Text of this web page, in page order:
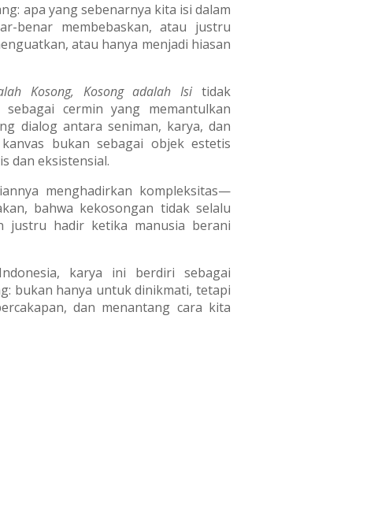
apa yang sebenarnya kita isi dalam
benar membebaskan, atau justru
atau hanya menjadi hiasan
Kosong, Kosong adalah Isi tidak
cermin yang memantulkan
dialog antara seniman, karya, dan
bukan sebagai objek estetis
dan eksistensial.
menghadirkan kompleksitas—
bahwa kekosongan tidak selalu
justru hadir ketika manusia berani
karya ini berdiri sebagai
bukan hanya untuk dinikmati, tetapi
dan menantang cara kita